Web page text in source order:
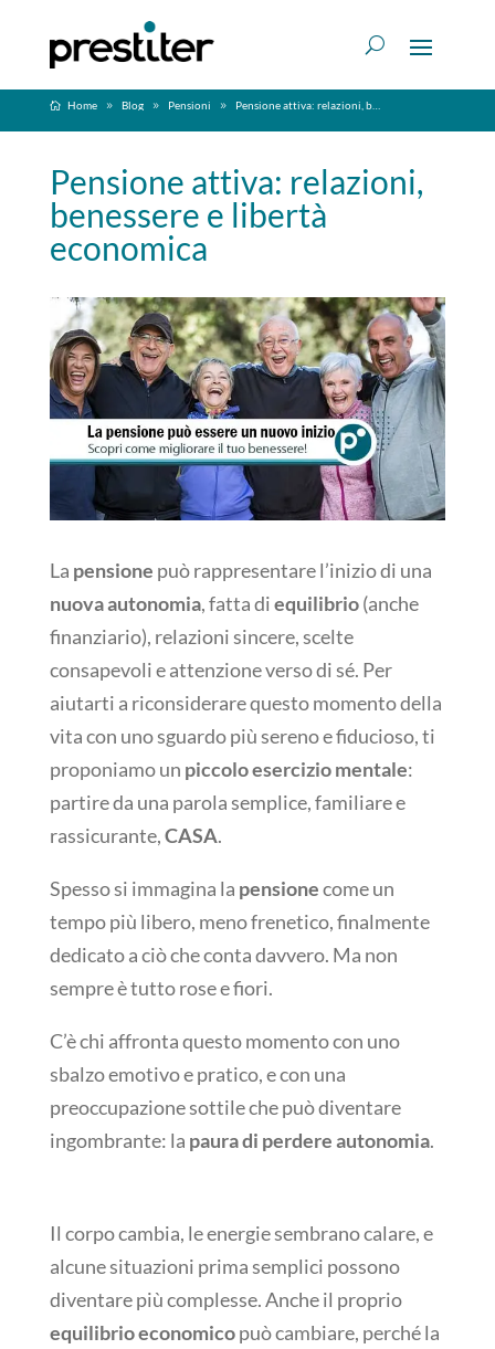
Home Blog Pensioni Pensione attiva: relazioni, benessere e libertà economica
Pensione attiva: relazioni,
benessere e libertà
economica
La pensione può rappresentare l’inizio di una
nuova autonomia, fatta diequilibrio(anche
finanziario), relazioni sincere, scelte
consapevoli e attenzione verso di sé. Per
aiutarti a riconsiderare questo momento della
vita con uno sguardo più sereno e fiducioso, ti
proponiamo un piccolo esercizio mentale:
partire da una parola semplice, familiare e
rassicurante,CASA.
Spesso si immagina la pensionecome un
tempo più libero, meno frenetico, finalmente
dedicato a ciò che conta davvero. Ma non
sempre è tutto rose e fiori.
C’è chi affronta questo momento con uno
sbalzo emotivo e pratico, e con una
preoccupazione sottile che può diventare
ingombrante: la paura di perdere autonomia.
Il corpo cambia, le energie sembrano calare, e
alcune situazioni prima semplici possono
diventare più complesse. Anche il proprio
equilibrio economicopuò cambiare, perché la